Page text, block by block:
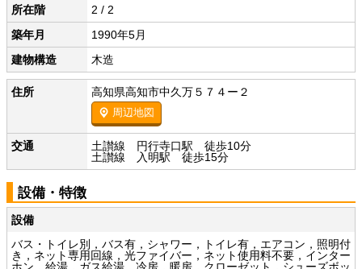
所在階
2 / 2
築年月
1990年5月
建物構造
木造
住所 高知県高知市中久万５７４ー２
周辺地図
交通
土讃線 円行寺口駅 徒歩10分
土讃線 入明駅 徒歩15分
設備・特徴
設備
バス・トイレ別，バス有，シャワー，トイレ有，エアコン，照明付
き，ネット専用回線，光ファイバー，ネット使用料不要，インター